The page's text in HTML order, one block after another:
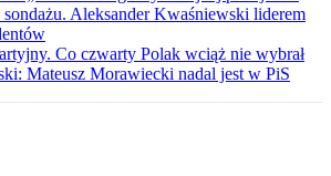
Aleksander Kwaśniewski liderem
Co czwarty Polak wciąż nie wybrał
Mateusz Morawiecki nadal jest w PiS